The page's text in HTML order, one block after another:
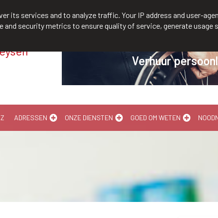
Verhuur
ADRESSEN ONZE DIENSTEN GOED OM WETEN
its services and to analyze traffic. Your IP address and user-
and security metrics to ensure quality of service, generate